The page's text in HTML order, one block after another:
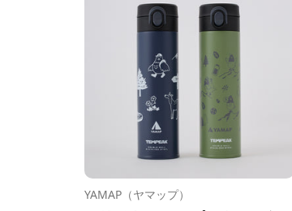
YAMAP（ヤマップ）